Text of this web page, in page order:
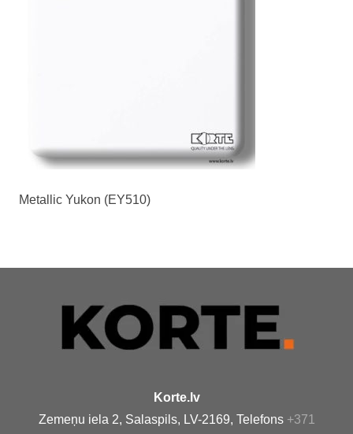
Metallic Yukon (EY510)
Korte.lv
Zemeņu iela 2, Salaspils, LV-2169, Telefons +371